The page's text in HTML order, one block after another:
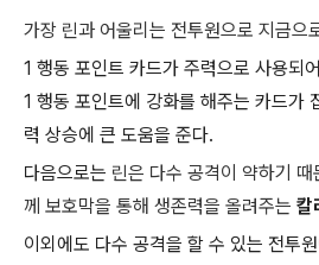
가장 린과 어울리는 전투원으로 지금으
1 행동 포인트 카드가 주력으로 사용되
1 행동 포인트에 강화를 해주는 카드가
력 상승에 큰 도움을 준다.
다음으로는 린은 다수 공격이 약하기
께 보호막을 통해 생존력을 올려주는 칼
이외에도 다수 공격을 할 수 있는 전투